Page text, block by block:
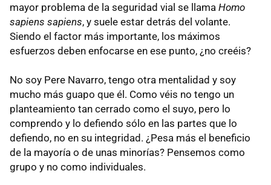
mayor problema de la seguridad vial se llama Homo
sapiens sapiens, y suele estar detrás del volante.
Siendo el factor más importante, los máximos
esfuerzos deben enfocarse en ese punto, ¿no creéis?
No soy Pere Navarro, tengo otra mentalidad y soy
mucho más guapo que él. Como véis no tengo un
planteamiento tan cerrado como el suyo, pero lo
comprendo y lo defiendo sólo en las partes que lo
defiendo, no en su integridad. ¿Pesa más el beneficio
de la mayoría o de unas minorías? Pensemos como
grupo y no como individuales.